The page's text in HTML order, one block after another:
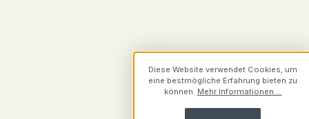
Diese Website verwendet Cookies, um
eine bestmögliche Erfahrung bieten zu
können. Mehr Informationen ...